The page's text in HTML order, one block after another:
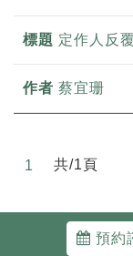
定作人反
蔡宜珊
1 共/1頁
預約